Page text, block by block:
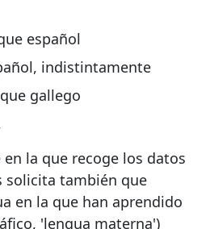
español
indistintamente
gallego
la que recoge los datos
solicita también que
en la que han aprendido
'lengua materna')